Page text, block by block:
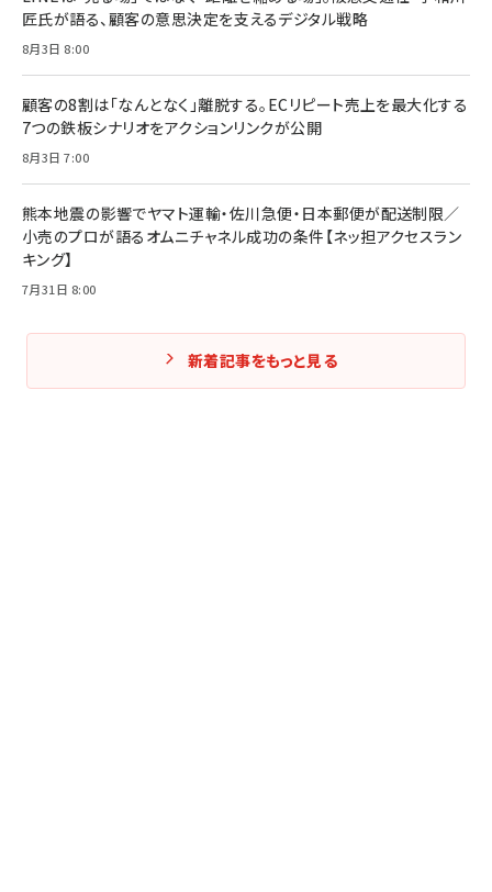
匠氏が語る、顧客の意思決定を支えるデジタル戦略
8月3日 8:00
顧客の8割は「なんとなく」離脱する。ECリピート売上を最大化する
7つの鉄板シナリオをアクションリンクが公開
8月3日 7:00
熊本地震の影響でヤマト運輸・佐川急便・日本郵便が配送制限／
小売のプロが語るオムニチャネル成功の条件【ネッ担アクセスラン
キング】
7月31日 8:00
新着記事をもっと見る